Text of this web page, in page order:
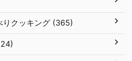
りクッキング (365)